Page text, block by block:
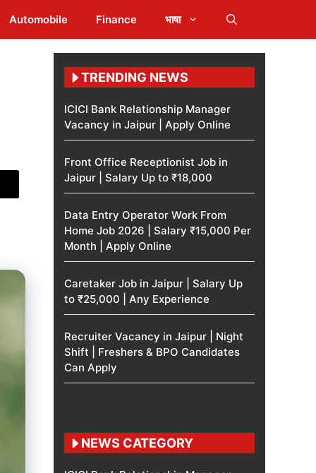
Automobile Finance भाषा
TRENDING NEWS
ICICI Bank Relationship Manager
Vacancy in Jaipur | Apply Online
Front Office Receptionist Job in
Jaipur | Salary Up to ₹18,000
Data Entry Operator Work From
Home Job 2026 | Salary ₹15,000 Per
Month | Apply Online
Caretaker Job in Jaipur | Salary Up
to ₹25,000 | Any Experience
Recruiter Vacancy in Jaipur | Night
Shift | Freshers & BPO Candidates
Can Apply
NEWS CATEGORY